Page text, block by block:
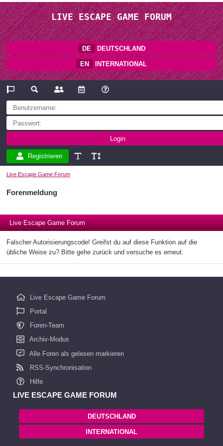
LIVE ESCAPE GAME FORUM
DE DEUTSCHLAND
EN INTERNATIONAL
Registrieren
Live Escape Game Forum
Forenmeldung
Live Escape Game Forum
Falscher Autorisierungscode! Greifst du auf diese Funktion auf die
übliche Weise zu? Bitte gehe zurück und versuche es erneut.
Live Escape Game Forum
Portal
Foren-Team
Archiv-Modus
Alle Foren als gelesen markieren
RSS-Synchronisation
Hilfe
LIVE ESCAPE GAME FORUM
DEUTSCHLAND
INTERNATIONAL